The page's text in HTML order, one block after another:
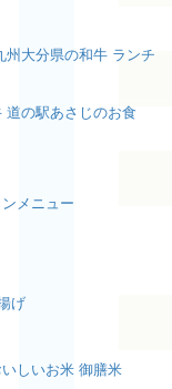
大分県の和牛 ランチ
の駅あさじのお食
メニュー
げ
しいお米 御膳米